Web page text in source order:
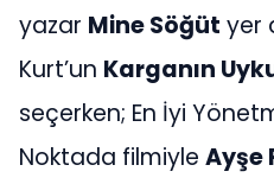
yazar Mine Söğüt yer
Kurt’un Karganın
seçerken; En İyi
Noktada filmiyle Ayşe